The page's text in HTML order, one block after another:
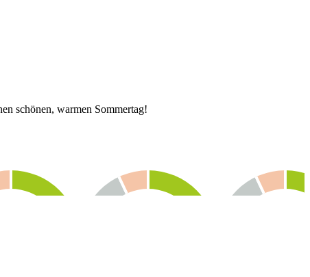
schönen, warmen Sommertag!